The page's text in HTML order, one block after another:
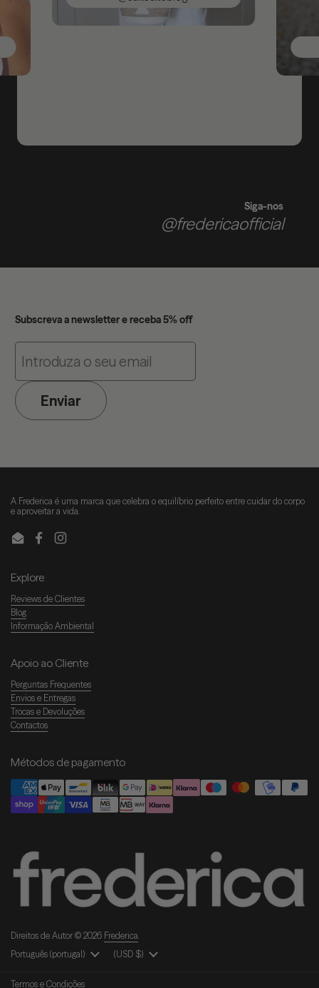
Siga-nos
@fredericaofficial
Subscreva a newsletter e receba 5% off
Enviar
A Frederica é uma marca que celebra o equilíbrio perfeito entre cuidar do corpo
e aproveitar a vida.
EmailFacebookInstagram
Explore
Reviews de Clientes
Blog
Informação Ambiental
Apoio ao Cliente
Perguntas Frequentes
Envios e Entregas
Trocas e Devoluções
Contactos
Métodos de pagamento
Direitos de Autor © 2026 Frederica
Idioma
Português (portugal) País/Região
(USD $)
Termos e Condições